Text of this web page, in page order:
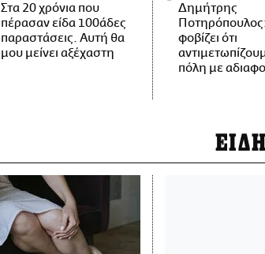
Στα 20 χρόνια που
πέρασαν είδα 100άδες
παραστάσεις. Αυτή θα
μου μείνει αξέχαστη
Δημήτρης
φοβίζει ότι
πόλη με